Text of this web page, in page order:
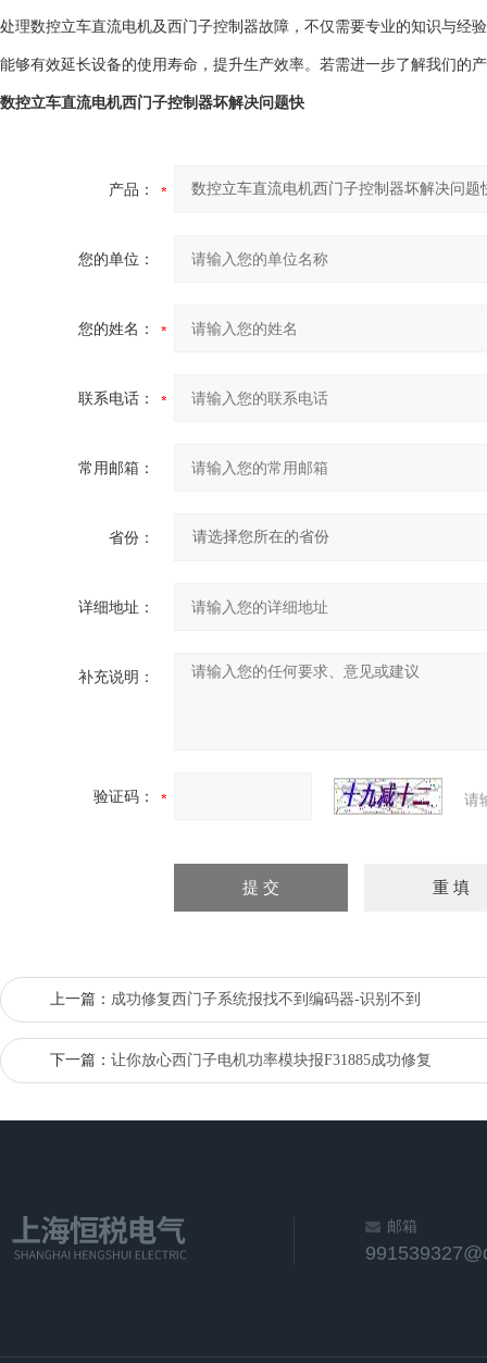
处理数控立车直流电机及西门子控制器故障，不仅需要专业的知识与经
能够有效延长设备的使用寿命，提升生产效率。若需进一步了解我们的
数控立车直流电机西门子控制器坏解决问题快
产品：
您的单位：
您的姓名：
联系电话：
常用邮箱：
省份：
详细地址：
补充说明：
验证码： 请
上一篇： 成功修复西门子系统报找不到编码器-识别不到
下一篇： 让你放心西门子电机功率模块报F31885成功修复
邮箱